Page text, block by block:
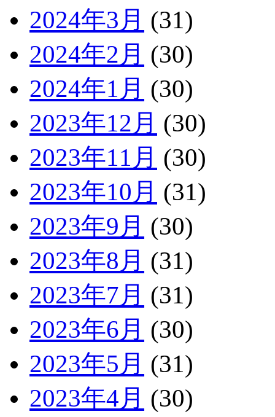
2024年3月 (31)
2024年2月 (30)
2024年1月 (30)
2023年12月 (30)
2023年11月 (30)
2023年10月 (31)
2023年9月 (30)
2023年8月 (31)
2023年7月 (31)
2023年6月 (30)
2023年5月 (31)
2023年4月 (30)